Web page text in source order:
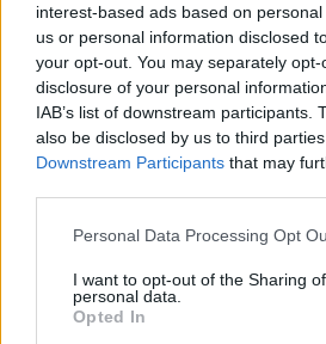
interest-based ads based on
us or personal information disclosed
your opt-out. You may separately
disclosure of your personal
IAB’s list of downstream participants.
also be disclosed by us to third
Downstream Participants that may
Please note that this website/app
not limited to your visit or usage
grant or deny consent to Google and
use your data for below specified
Personal Data Processing Opt
I want to opt-out of the Sharing
personal data.
Opted In
El petróleo Brent cae un 8.46% y
Lucía Herrera · 5 Ago 2026